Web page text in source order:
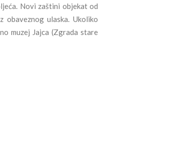
Novi zaštini objekat od
obaveznog ulaska. Ukoliko
muzej Jajca (Zgrada stare